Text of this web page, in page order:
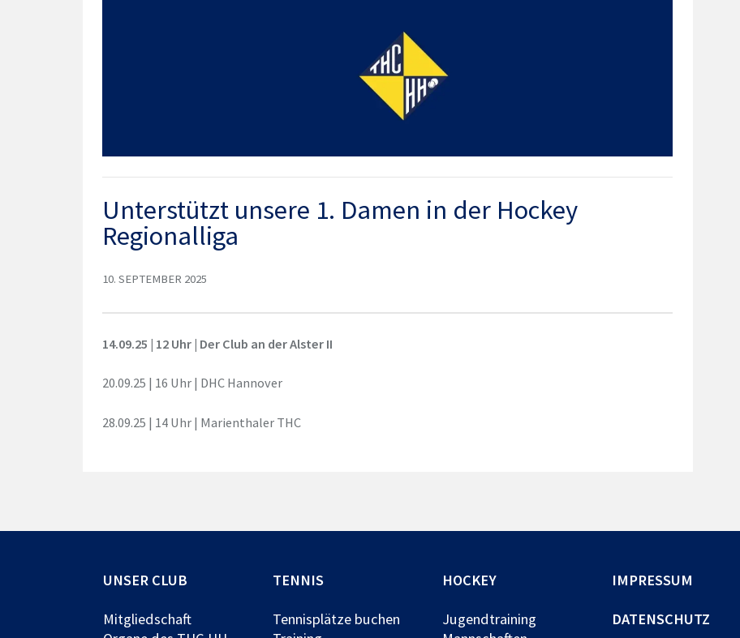
Unterstützt unsere 1. Damen in der Hockey
Regionalliga
10. SEPTEMBER 2025
14.09.25 | 12 Uhr | Der Club an der Alster II
20.09.25 | 16 Uhr | DHC Hannover
28.09.25 | 14 Uhr | Marienthaler THC
UNSER CLUB
Mitgliedschaft
TENNIS
Tennisplätze buchen
HOCKEY
Jugendtraining
IMPRESSUM
DATENSCHUTZ